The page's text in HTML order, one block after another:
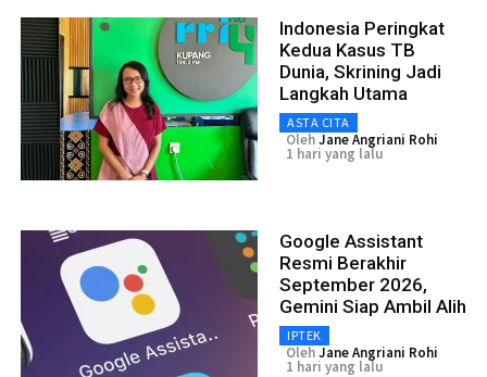
Indonesia Peringkat
Kedua Kasus TB
Dunia, Skrining Jadi
Langkah Utama
ASTA CITA
OlehJane Angriani Rohi
1 hari yang lalu
Google Assistant
Resmi Berakhir
September 2026,
Gemini Siap Ambil Alih
IPTEK
OlehJane Angriani Rohi
1 hari yang lalu